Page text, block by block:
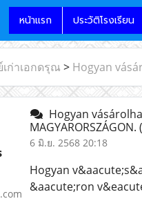
หน้าแรก ประวัติโรงเรียน
ก่าเอกดรุณ > Hogyan
Hogyan
MAGYARORSZÁGON.
6 มิ.ย. 2568 20:18
Hogyan
&aacute;ron